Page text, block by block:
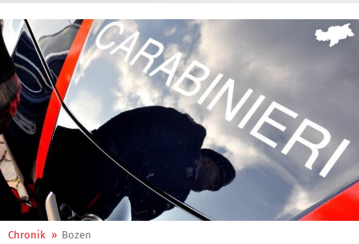
Chronik » Bozen